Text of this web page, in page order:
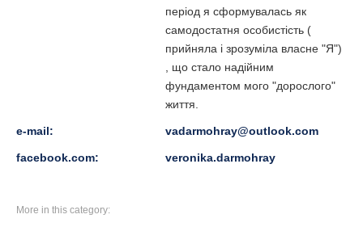
період я сформувалась як
самодостатня особистість (
прийняла і зрозуміла власне "Я")
, що стало надійним
фундаментом мого "дорослого"
життя.
e-mail: vadarmohray@outlook.com
facebook.com: veronika.darmohray
More in this category: